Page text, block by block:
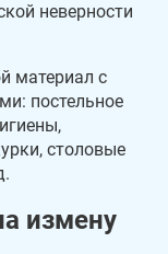
неверности
материал с
постельное
столовые
измену